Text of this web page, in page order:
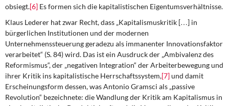
obsiegt.[6] Es formen sich die kapitalistischen Eigentumsverhältnisse.
Klaus Lederer hat zwar Recht, dass „Kapitalismuskritik […] in
bürgerlichen Institutionen und der modernen
Unternehmenssteuerung geradezu als immanenter Innovationsfaktor
verarbeitet“ (S. 84) wird. Das ist ein Ausdruck der „Ambivalenz des
Reformismus“, der „negativen Integration“ der Arbeiterbewegung und
ihrer Kritik ins kapitalistische Herrschaftssystem,[7]und damit
Erscheinungsform dessen, was Antonio Gramsci als „passive
Revolution“ bezeichnete: die Wandlung der Kritik am Kapitalismus in